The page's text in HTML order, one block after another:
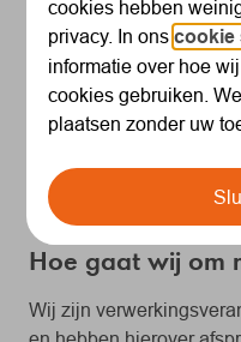
betekent.
Waarom
Wij plaatsen cookies
en diensten te
cookies herkennen we
Hoe gaat wij om
Wij zijn
cookies hebben
privacy. In onscookie
informatie over hoe
cookies gebruiken.
plaatsen zonder uw